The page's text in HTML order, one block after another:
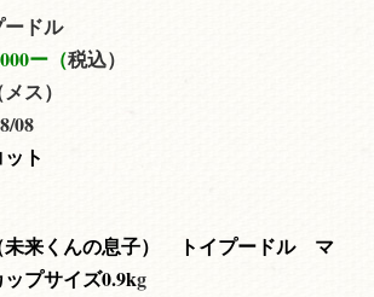
ードル
ー（税込）
メス）
/08
ト
来くんの息子） トイプードル マ
プサイズ0.9kg